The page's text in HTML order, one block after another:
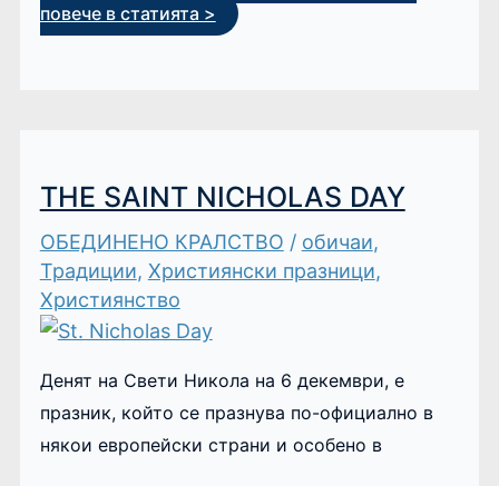
повече в статията >
THE SAINT NICHOLAS DAY
ОБЕДИНЕНО КРАЛСТВО / обичаи,
Традиции, Християнски празници,
Християнство
Денят на Свети Никола на 6 декември, е
празник, който се празнува по-официално в
някои европейски страни и особено в